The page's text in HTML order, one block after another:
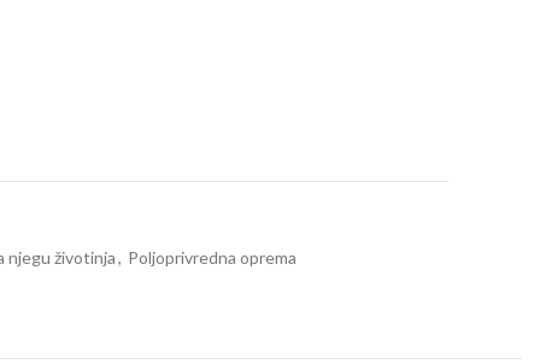
njegu životinja, Poljoprivredna oprema